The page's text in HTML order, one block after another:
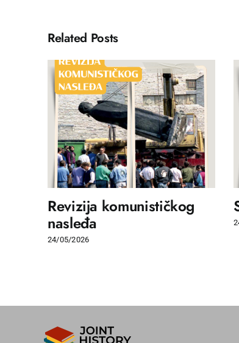
Related Posts
Revizija komunističkog
nasleđa
24/05/2026